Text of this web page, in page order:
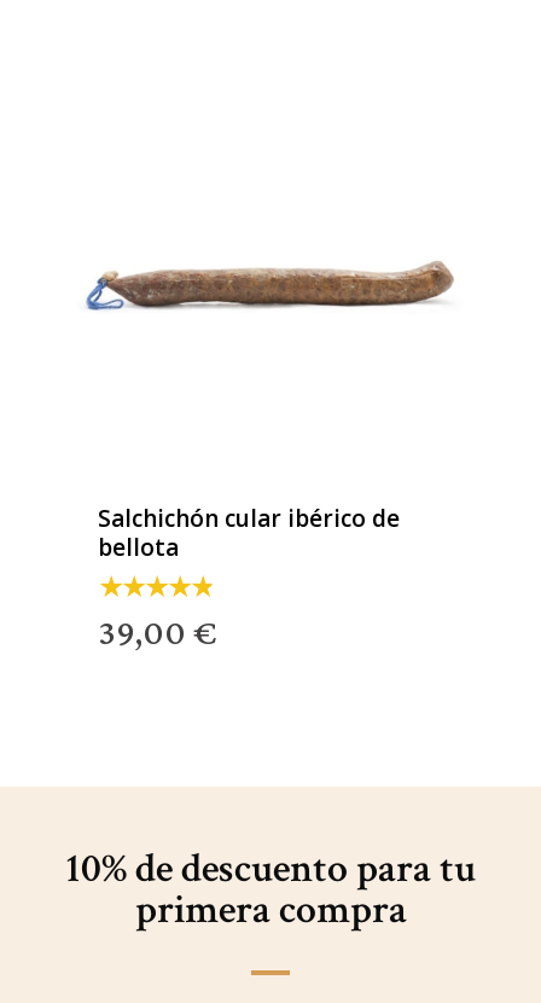
Salchichón cular ibérico de
bellota
39,00 €
10% de descuento paratu
primera compra